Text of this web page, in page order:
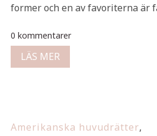
former och en av favoriterna är
0 kommentarer
LÄS MER
Amerikanska huvudrätter,